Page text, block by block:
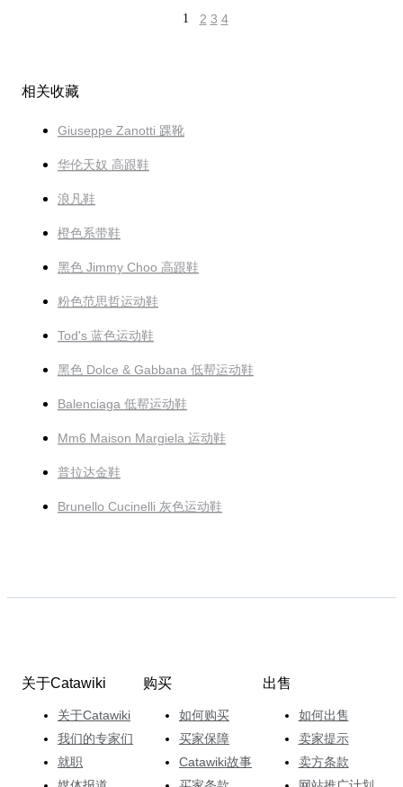
1 2 3 4
相关收藏
Giuseppe Zanotti 踝靴
华伦天奴 高跟鞋
浪凡鞋
橙色系带鞋
黑色 Jimmy Choo 高跟鞋
粉色范思哲运动鞋
Tod's 蓝色运动鞋
黑色 Dolce & Gabbana 低帮运动鞋
Balenciaga 低帮运动鞋
Mm6 Maison Margiela 运动鞋
普拉达金鞋
Brunello Cucinelli 灰色运动鞋
关于Catawiki
关于Catawiki
我们的专家们
就职
购买
如何购买
买家保障
Catawiki故事
出售
如何出售
卖家提示
卖方条款